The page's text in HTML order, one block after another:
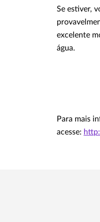
Se estiver,
excelente
água.
Para mais
acesse: